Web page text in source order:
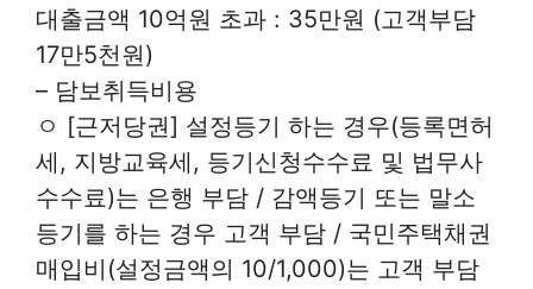
대출금액 10억원 초과 : 35만원 (고객부담
17만5천원)
– 담보취득비용
ㅇ [근저당권] 설정등기 하는 경우(등록면허
세, 지방교육세, 등기신청수수료 및 법무사
수수료)는 은행 부담 / 감액등기 또는 말소
등기를 하는 경우 고객 부담 / 국민주택채권
매입비(설정금액의 10/1,000)는 고객 부담